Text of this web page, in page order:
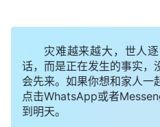
个耳光。顿时，我的脸像
阵就听不见了。接着，他
还不解恨，又把我拖进一
着，朝我的脸上狠扇耳光
此时，我强忍住泪水，
灾难越来越大，世人
话，而是正在发生的事实，
会先来。如果你想和家人一
点击WhatsApp或者
到明天。